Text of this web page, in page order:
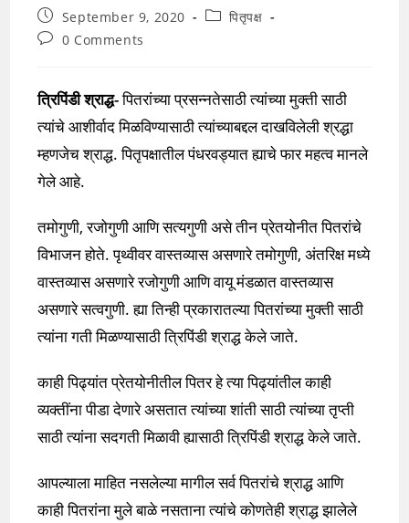
Post
published:
September 9, 2020
Postपितृपक्ष
Post0 Comments
त्रिपिंडी श्राद्ध-पितरांच्या प्रसन्नतेसाठी त्यांच्या मुक्ती साठी
त्यांचे आशीर्वाद मिळविण्यासाठी त्यांच्याबद्दल दाखविलेली श्रद्धा
म्हणजेच श्राद्ध. पितृपक्षातील पंधरवड्यात ह्याचे फार महत्व मानले
गेले आहे.
तमोगुणी, रजोगुणी आणि सत्यगुणी असे तीन प्रेतयोनीत पितरांचे
विभाजन होते. पृथ्वीवर वास्तव्यास असणारे तमोगुणी, अंतरिक्ष मध्ये
वास्तव्यास असणारे रजोगुणी आणि वायू मंडळात वास्तव्यास
असणारे सत्वगुणी. ह्या तिन्ही प्रकारातल्या पितरांच्या मुक्ती साठी
त्यांना गती मिळण्यासाठी त्रिपिंडी श्राद्ध केले जाते.
काही पिढ्यांत प्रेतयोनीतील पितर हे त्या पिढ्यांतील काही
व्यक्तींना पीडा देणारे असतात त्यांच्या शांती साठी त्यांच्या तृप्ती
साठी त्यांना सदगती मिळावी ह्यासाठी त्रिपिंडी श्राद्ध केले जाते.
आपल्याला माहित नसलेल्या मागील सर्व पितरांचे श्राद्ध आणि
काही पितरांना मुले बाळे नसताना त्यांचे कोणतेही श्राद्ध झालेले